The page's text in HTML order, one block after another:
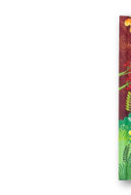
hviezdičiek.